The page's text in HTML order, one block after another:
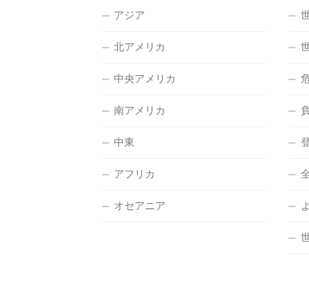
アジア
北アメリカ
中央アメリカ
南アメリカ
中東
アフリカ
オセアニア